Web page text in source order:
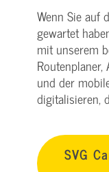
Wenn Sie auf
gewartet
mit unserem
und der
digitalisieren,
SVG